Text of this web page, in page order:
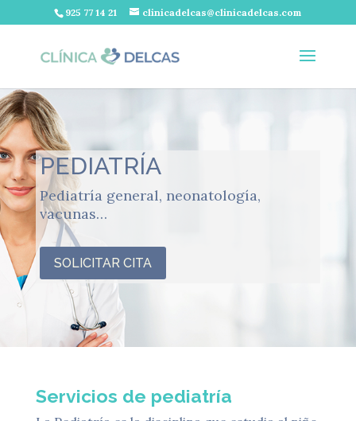
925 77 14 21 clinicadelcas@clinicadelcas.com
PEDIATRÍA
Pediatría general, neonatología,
vacunas…
SOLICITAR CITA
Servicios de pediatría